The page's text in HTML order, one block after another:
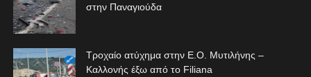
στην Παναγιούδα
Τροχαίο ατύχημα στην Ε.Ο. Μυτιλήνης –
Καλλονής έξω από το Filiana